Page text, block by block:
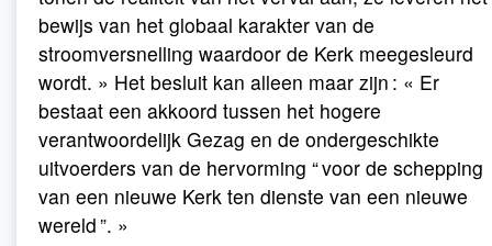
bewijs van het globaal karakter van de
stroomversnelling waardoor de Kerk meegesleurd
wordt. » Het besluit kan alleen maar zijn : « Er
bestaat een akkoord tussen het hogere
verantwoordelijk Gezag en de ondergeschikte
uitvoerders van de hervorming “ voor de schepping
van een nieuwe Kerk ten dienste van een nieuwe
wereld ”. »